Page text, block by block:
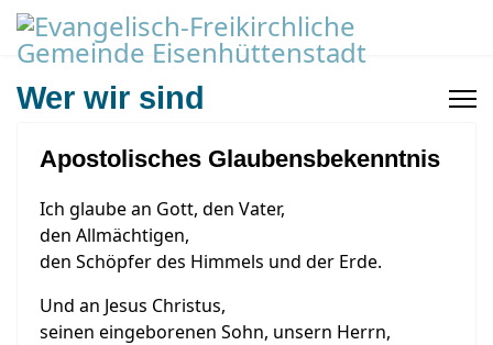
Wer wir sind
Apostolisches Glaubensbekenntnis
Ich glaube an Gott, den Vater,
den Allmächtigen,
den Schöpfer des Himmels und der Erde.
Und an Jesus Christus,
seinen eingeborenen Sohn, unsern Herrn,